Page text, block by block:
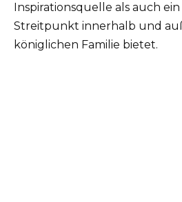
Inspirationsquelle als auch
Streitpunkt innerhalb und
königlichen Familie bietet.